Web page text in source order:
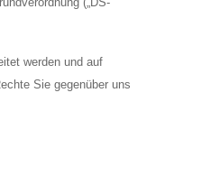
werden und auf
Sie gegenüber uns